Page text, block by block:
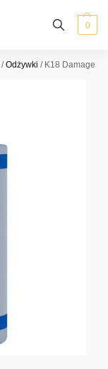
0
/Odżywki / K18 Damage